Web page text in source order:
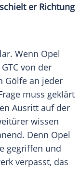
er Richtung
Wenn Opel
von der
Gölfe an jeder
muss geklärt
Ausritt auf der
wissen
Denn Opel
gegriffen und
verpasst, das